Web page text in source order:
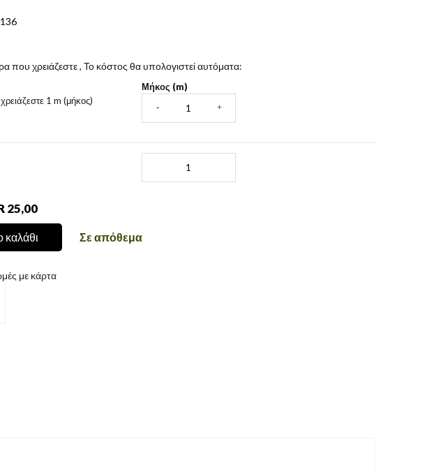
που χρειάζεστε , Το κόστος θα υπολογιστεί αυτόματα:
1 m (μήκος)
Μήκος (m)
- +
25,00
Σε απόθεμα
με κάρτα